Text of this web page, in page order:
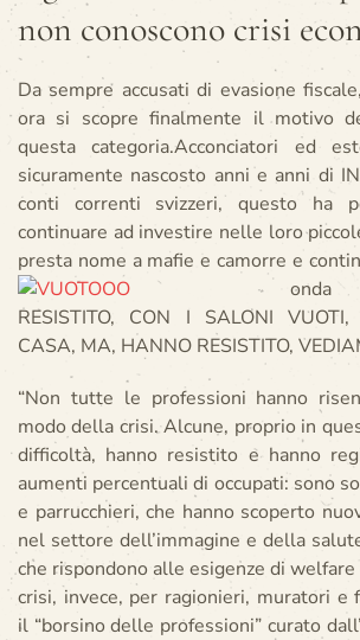
non conoscono crisi
Da sempre accusati di evasione
ora si scopre finalmente il motivo
questa categoria.Acconciatori ed
sicuramente nascosto anni e anni di
conti correnti svizzeri, questo ha
continuare ad investire nelle loro
presta nome a mafie e camorre e
RESISTITO, CON I SALONI
CASA, MA, HANNO RESISTITO,
“Non tutte le professioni hanno
modo della crisi. Alcune, proprio in
difficoltà, hanno resistito e hanno
aumenti percentuali di occupati: sono
e parrucchieri, che hanno scoperto
nel settore dell’immagine e della
che rispondono alle esigenze di welfare
crisi, invece, per ragionieri, muratori e
il “borsino delle professioni” curato